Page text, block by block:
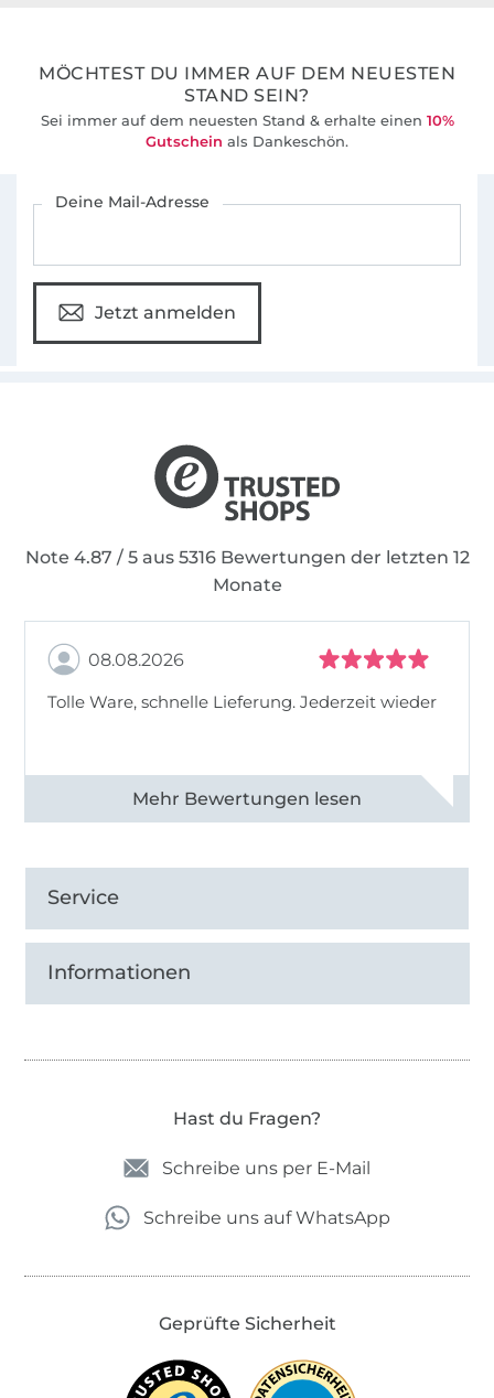
MÖCHTEST DU IMMER AUF DEM NEUESTEN
STAND SEIN?
Sei immer auf dem neuesten Stand & erhalte einen 10%
Gutschein als Dankeschön.
Deine Mail-Adresse
Jetzt anmelden
Note 4.87 / 5 aus 5316 Bewertungen der letzten 12
Monate
08.08.2026
Tolle Ware, schnelle Lieferung. Jederzeit wieder
Alle 83013 Bewertungen ansehen
Service
Informationen
Hast du Fragen?
Schreibe uns per E-Mail
Schreibe uns auf WhatsApp
Geprüfte Sicherheit